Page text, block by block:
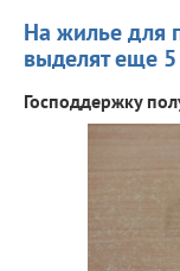
На жилье для
выделят еще
Господдержку